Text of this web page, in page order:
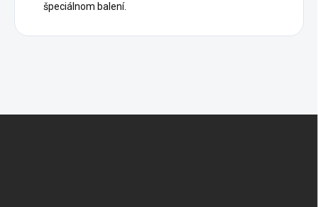
špeciálnom balení.